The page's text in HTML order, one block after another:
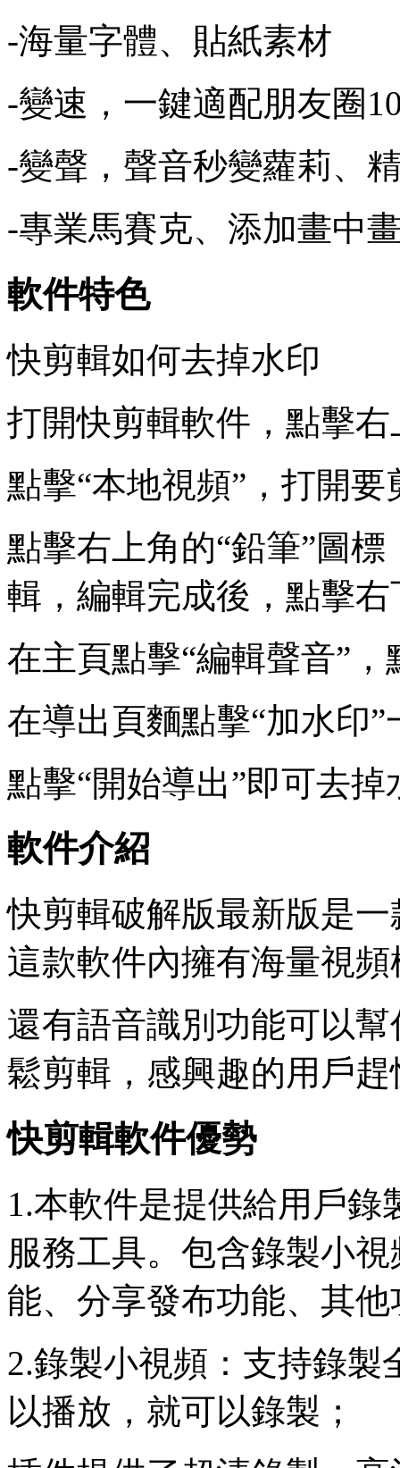
-海量字體、貼紙素材
-變速，一鍵適配朋友圈
-變聲，聲音秒變蘿莉、
-專業馬賽克、添加畫中
軟件特色
快剪輯如何去掉水印
打開快剪輯軟件，點擊右
點擊“本地視頻”，打開要
點擊右上角的“鉛筆”圖
輯，編輯完成後，點擊右
在主頁點擊“編輯聲音”，
在導出頁麵點擊“加水印
點擊“開始導出”即可去掉
軟件介紹
快剪輯破解版最新版是
這款軟件內擁有海量視
還有語音識別功能可以
鬆剪輯，感興趣的用戶
快剪輯軟件優勢
1.本軟件是提供給用戶
服務工具。包含錄製小
能、分享發布功能、其他
2.錄製小視頻：支持錄
以播放，就可以錄製；